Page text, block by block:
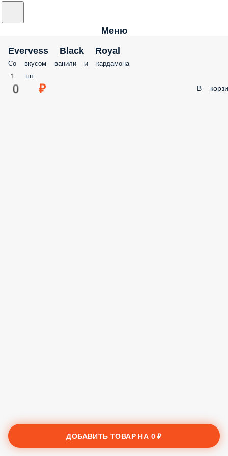
Меню
Evervess Black Royal
Со вкусом ванили и кардамона
1 шт.
0 ₽ В
ДОБАВИТЬ ТОВАР НА 0 ₽